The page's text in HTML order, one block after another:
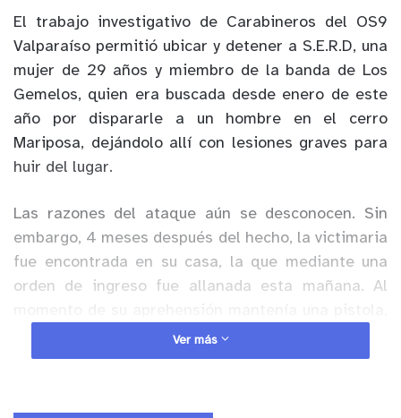
El trabajo investigativo de Carabineros del OS9
Valparaíso permitió ubicar y detener a S.E.R.D, una
mujer de 29 años y miembro de la banda de Los
Gemelos, quien era buscada desde enero de este
año por dispararle a un hombre en el cerro
Mariposa, dejándolo allí con lesiones graves para
huir del lugar.
Las razones del ataque aún se desconocen. Sin
embargo, 4 meses después del hecho, la victimaria
fue encontrada en su casa, la que mediante una
orden de ingreso fue allanada esta mañana. Al
municiones, 315 envoltorios con marihuana, casi un
kilo de la misma droga y dinero en efectivo.
Ver más